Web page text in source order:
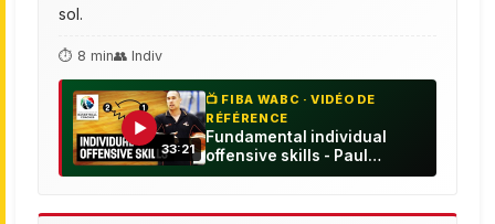
sol.
⏱ 8 min👥 Indiv
▶
33:21
📺 FIBA WABC · VIDÉO DE
RÉFÉRENCE
Fundamental individual
offensive skills - Paul
Henare - Basketball